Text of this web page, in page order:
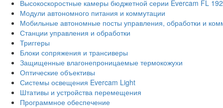
Высокоскоростные камеры бюджетной серии Evercam FL
Модули автономного питания и коммутации
Мобильные автономные посты управления, обработки и
Станции управления и обработки
Триггеры
Блоки сопряжения и трансиверы
Защищенные влагонепроницаемые термокожухи
Оптические объективы
Системы освещения Evercam Light
Штативы и устройства перемещения
Программное обеспечение